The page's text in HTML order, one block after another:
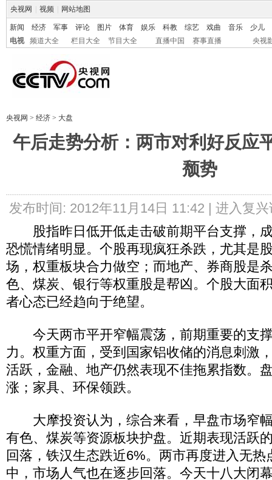
央视网 视频 网站地图
新闻 经济 军事 评论 图片 体育 娱乐 科教 综艺 戏曲 音乐
少儿
电视
频道大全 栏目大全 节目大全 直播中国 赛事直播 央视
央视网 > 经济 > 大盘
午后走势分析：两市对利好反应
颓势
发布时间: 2012年11月14日 11:42 | 进入复兴
股指昨日低开低走击破前期平台支撑，
恐慌情绪明显。个股再现疯狂杀跌，尤其是
场，权重板块合力做空；而地产、券商股是
色、煤炭、银行等权重股是帮凶。个股大面
者心态已经趋向于绝望。
今天两市平开窄幅震荡，前期重要的支
力。权重方面，受到国家铝收储的消息刺激
活跃，金融、地产仍然表现不佳拖累指数。
涨；家具、环保领跌。
大摩投资认为，综合来看，早盘市场窄
有色、煤炭等资源板块护盘。近期表现活跃
回落，铁汉生态跌近6%。两市再度进入无热
中，市场人气也在逐步回落。今天十八大闭